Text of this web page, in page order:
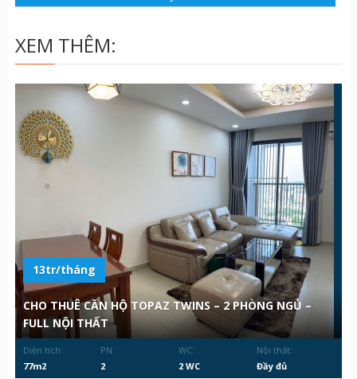
XEM THÊM:
13tr/tháng
CHO THUÊ CĂN HỘ TOPAZ TWINS – 2 PHÒNG NGỦ –
FULL NỘI THẤT
Diện tích:
77m2
PN:
2
WC:
2 WC
Nội thất:
Đầy đủ